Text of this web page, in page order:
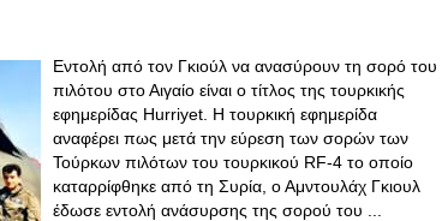
Εντολή από τον Γκιούλ να ανασύρουν τη σορό του
πιλότου στο Αιγαίο είναι ο τίτλος της τουρκικής
εφημερίδας Ηurriyet. H τουρκική εφημερίδα
αναφέρει πως μετά την εύρεση των σορών των
Τούρκων πιλότων του τουρκικού RF-4 το οποίο
καταρρίφθηκε από τη Συρία, o Aμντουλάχ Γκιουλ
έδωσε εντολή ανάσυρσης της σορού του ...